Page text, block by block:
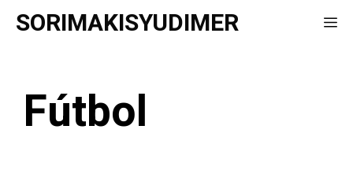
Saltar
SORIMAKISYUDIMER
Fútbol